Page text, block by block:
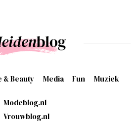
& Beauty Media Fun Muziek
Modeblog.nl
Vrouwblog.nl